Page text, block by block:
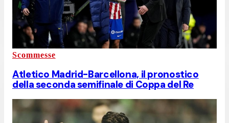
Scommesse
Atletico Madrid-Barcellona, il pronostico
della seconda semifinale di Coppa del Re